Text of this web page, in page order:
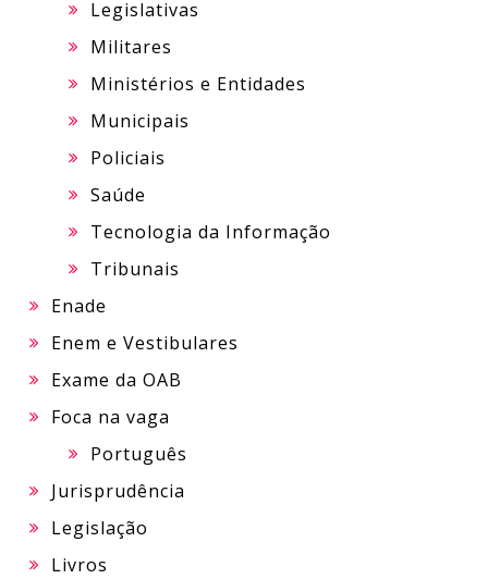
Legislativas
Militares
Ministérios e Entidades
Municipais
Policiais
Saúde
Tecnologia da Informação
Tribunais
Enade
Enem e Vestibulares
Exame da OAB
Foca na vaga
Português
Jurisprudência
Legislação
Livros